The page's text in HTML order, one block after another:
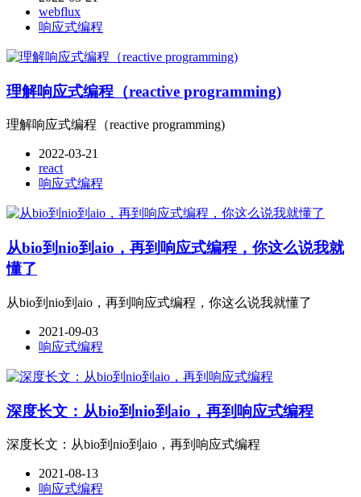
webflux
响应式编程
理解响应式编程（reactive programming)
理解响应式编程（reactive programming)
2022-03-21
react
响应式编程
从bio到nio到aio，再到响应式编程，你这么说我就
懂了
从bio到nio到aio，再到响应式编程，你这么说我就懂了
2021-09-03
响应式编程
深度长文：从bio到nio到aio，再到响应式编程
深度长文：从bio到nio到aio，再到响应式编程
2021-08-13
响应式编程